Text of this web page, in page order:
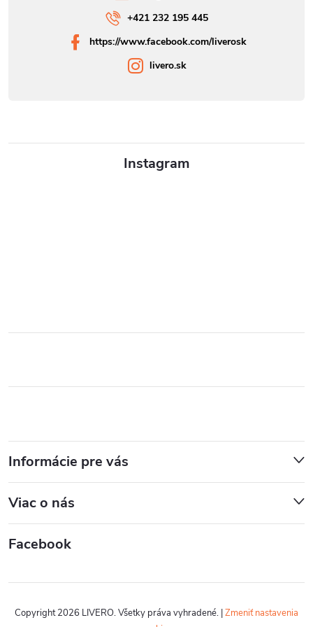
Instagram
Informácie pre vás
Viac o nás
Facebook
+421 232 195 445
https://www.facebook.com/liverosk
livero.sk
Copyright 2026 LIVERO. Všetky práva vyhradené. |Zmeniť nastavenia